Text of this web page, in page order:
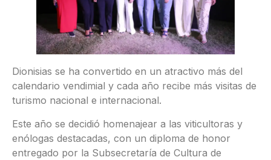
Dionisias se ha convertido en un atractivo más del
calendario vendimial y cada año recibe más visitas de
turismo nacional e internacional.
Este año se decidió homenajear a las viticultoras y
enólogas destacadas, con un diploma de honor
entregado por la Subsecretaría de Cultura de